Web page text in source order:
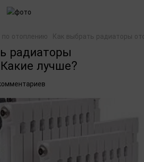
по отоплению Как выбрать радиаторы
радиаторы
лучше?